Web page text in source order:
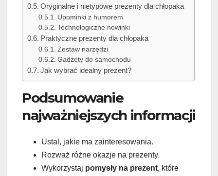
Oryginalne i nietypowe prezenty dla chłopaka
Upominki z humorem
Technologiczne nowinki
Praktyczne prezenty dla chłopaka
Zestaw narzędzi
Gadżety do samochodu
Jak wybrać idealny prezent?
Podsumowanie
najważniejszych informacji
Ustal, jakie ma zainteresowania.
Rozważ różne okazje na prezenty.
Wykorzystaj pomysły na prezent, które